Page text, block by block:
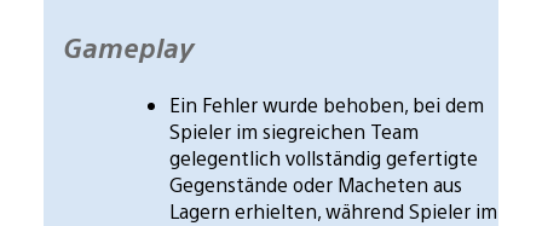
Gameplay
Ein Fehler wurde behoben, bei dem
Spieler im siegreichen Team
gelegentlich vollständig gefertigte
Gegenstände oder Macheten aus
Lagern erhielten, während Spieler im